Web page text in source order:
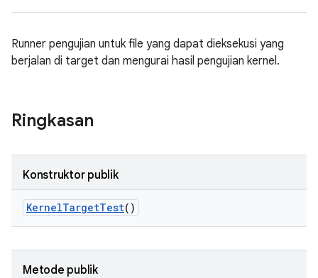
Runner pengujian untuk file yang dapat dieksekusi yang
berjalan di target dan mengurai hasil pengujian kernel.
Ringkasan
Konstruktor publik
KernelTargetTest()
Metode publik